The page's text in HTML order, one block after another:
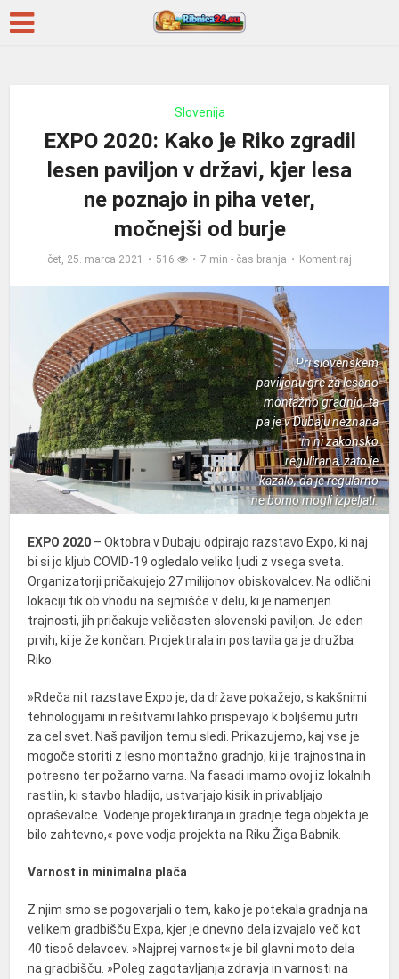
Slovenija
EXPO 2020: Kako je Riko zgradil
lesen paviljon v državi, kjer lesa
ne poznajo in piha veter,
močnejši od burje
čet, 25. marca 2021 516 7 min - čas branja Komentiraj
Pri slovenskem
paviljonu gre za leseno
montažno gradnjo, ta
pa je v Dubaju neznana
in ni zakonsko
regulirana, zato je
kazalo, da je regularno
ne bomo mogli izpeljati.
EXPO 2020 – Oktobra v Dubaju odpirajo razstavo Expo, ki naj
bi si jo kljub COVID-19 ogledalo veliko ljudi z vsega sveta.
Organizatorji pričakujejo 27 milijonov obiskovalcev. Na odlični
lokaciji tik ob vhodu na sejmišče v delu, ki je namenjen
trajnosti, jih pričakuje veličasten slovenski paviljon. Je eden
prvih, ki je že končan. Projektirala in postavila ga je družba
Riko
»Rdeča nit razstave Expo je, da države pokažejo, s kakšnimi
tehnologijami in rešitvami lahko prispevajo k boljšemu jutri
za cel svet. Naš paviljon temu sledi. Prikazujemo, kaj vse je
mogoče storiti z lesno montažno gradnjo, ki je trajnostna in
potresno ter požarno varna. Na fasadi imamo ovoj iz lokalnih
rastlin, ki stavbo hladijo, ustvarjajo kisik in privabljajo
opraševalce. Vodenje projektiranja in gradnje tega objekta je
bilo zahtevno,« pove vodja projekta na Riku Žiga Babnik
Varnost in minimalna plača
Z njim smo se pogovarjali o tem, kako je potekala gradnja na
velikem gradbišču Expa, kjer je dnevno dela izvajalo več kot
40 tisoč delavcev. »Najprej varnost« je bil glavni moto dela
na gradbišču. »Poleg zagotavljanja zdravja in varnosti na